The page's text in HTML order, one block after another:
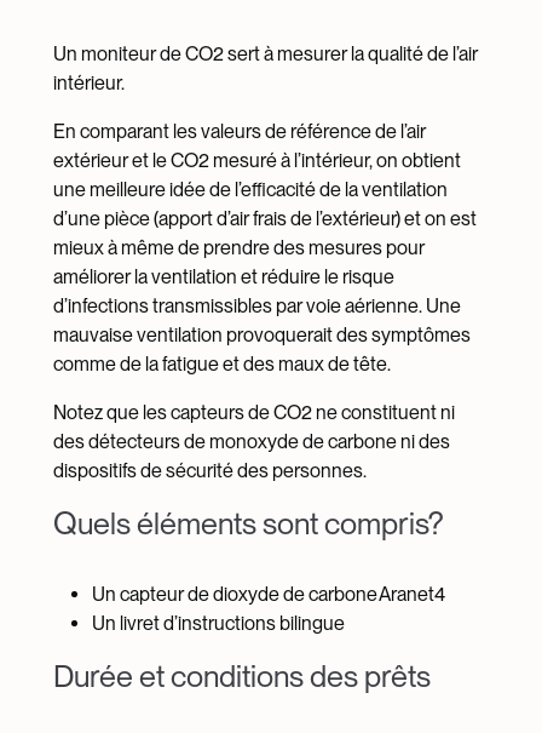
Un moniteur de CO2 sert à mesurer la qualité de l’air
intérieur.
En comparant les valeurs de référence de l’air
extérieur et le CO2 mesuré à l’intérieur, on obtient
une meilleure idée de l’efficacité de la ventilation
d’une pièce (apport d’air frais de l’extérieur) et on est
mieux à même de prendre des mesures pour
améliorer la ventilation et réduire le risque
d’infections transmissibles par voie aérienne. Une
mauvaise ventilation provoquerait des symptômes
comme de la fatigue et des maux de tête.
Notez que les capteurs de CO2 ne constituent ni
des détecteurs de monoxyde de carbone ni des
dispositifs de sécurité des personnes.
Quels éléments sont compris?
Un capteur de dioxyde de carbone Aranet4
Un livret d’instructions bilingue
Durée et conditions des prêts